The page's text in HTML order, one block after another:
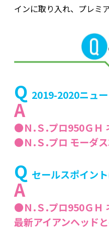
インに取り入れ、プレミ
Q 2019-2020ニュ
A
●Ｎ.Ｓ.プロ950ＧＨ
●Ｎ.Ｓ.プロ モーダ
Q セールスポイン
A
●Ｎ.Ｓ.プロ950ＧＨ
最新アイアンヘッド